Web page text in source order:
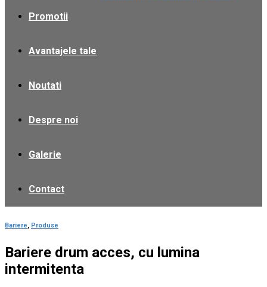
Promotii
Avantajele tale
Noutati
Despre noi
Galerie
Contact
Bariere, Produse
Bariere drum acces, cu lumina
intermitenta